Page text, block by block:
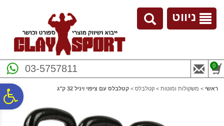
נגישות
ניווט
03-5757811 0
ראשי > משקולות ומוטות > קטלבלס > קטלבלס עם ציפוי ויניל 32 ק"ג